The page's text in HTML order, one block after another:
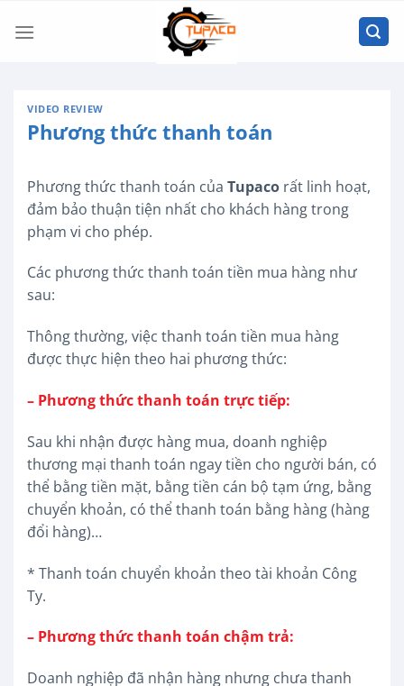
đến
VIDEO REVIEW
Phương thức thanh toán
Phương thức thanh toán của Tupaco rất linh hoạt,
đảm bảo thuận tiện nhất cho khách hàng trong
phạm vi cho phép.
Các phương thức thanh toán tiền mua hàng như
sau:
Thông thường, việc thanh toán tiền mua hàng
được thực hiện theo hai phương thức:
– Phương thức thanh toán trực tiếp:
Sau khi nhận được hàng mua, doanh nghiệp
thương mại thanh toán ngay tiền cho người bán, có
thể bằng tiền mặt, bằng tiền cán bộ tạm ứng, bằng
chuyển khoản, có thể thanh toán bằng hàng (hàng
đổi hàng)…
* Thanh toán chuyển khoản theo tài khoản Công
Ty.
– Phương thức thanh toán chậm trả:
Doanh nghiệp đã nhận hàng nhưng chưa thanh